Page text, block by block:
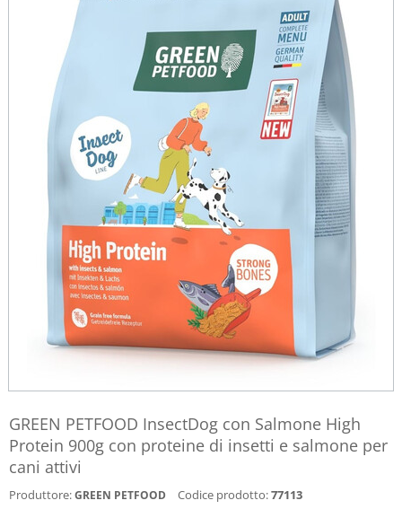
GREEN PETFOOD InsectDog con Salmone High
Protein 900g con proteine di insetti e salmone per
cani attivi
Produttore:GREEN PETFOOD Codice prodotto:77113